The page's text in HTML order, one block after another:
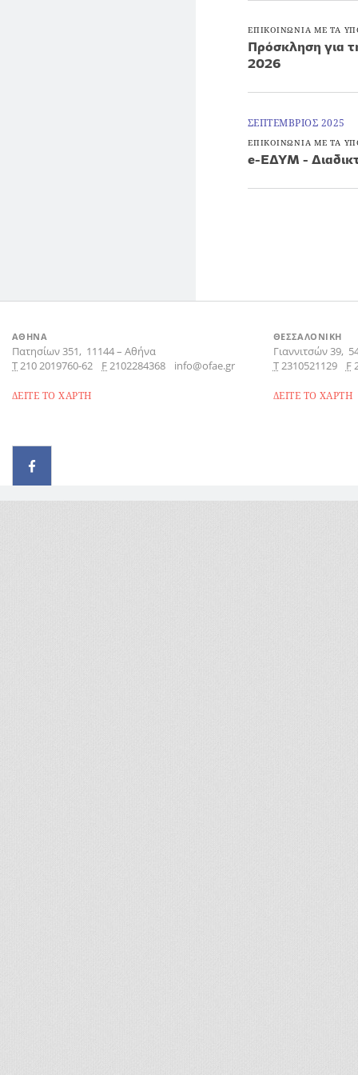
ΕΠΙΚΟΙΝΩΝΙΑ ΜΕ ΤΑ
Πρόσκληση για
2026
ΣΕΠΤΕΜΒΡΙΟΣ 2025
ΕΠΙΚΟΙΝΩΝΙΑ ΜΕ ΤΑ
e-ΕΔΥΜ -
ΑΘΗΝΑ
Πατησίων 351, 11144– Αθήνα
Τ210 2019760-62 F2102284368 info@ofae.gr
ΔΕΙΤΕ ΤΟ ΧΑΡΤΗ
ΘΕΣΣΑΛΟΝΙΚΗ
Γιαννιτσών 39,
Τ2310521129 F
ΔΕΙΤΕ ΤΟ ΧΑΡΤΗ